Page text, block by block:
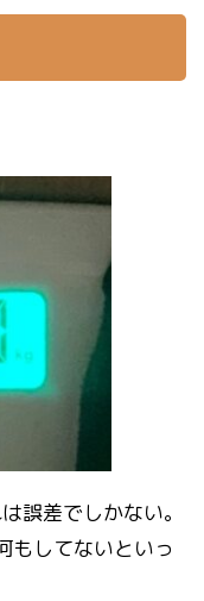
誤差でしかない。
もしてないといっ